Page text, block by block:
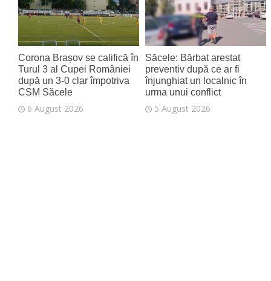
Corona Brașov se califică în
Turul 3 al Cupei României
după un 3-0 clar împotriva
CSM Săcele
6 August 2026
Săcele: Bărbat arestat
preventiv după ce ar fi
înjunghiat un localnic în
urma unui conflict
5 August 2026